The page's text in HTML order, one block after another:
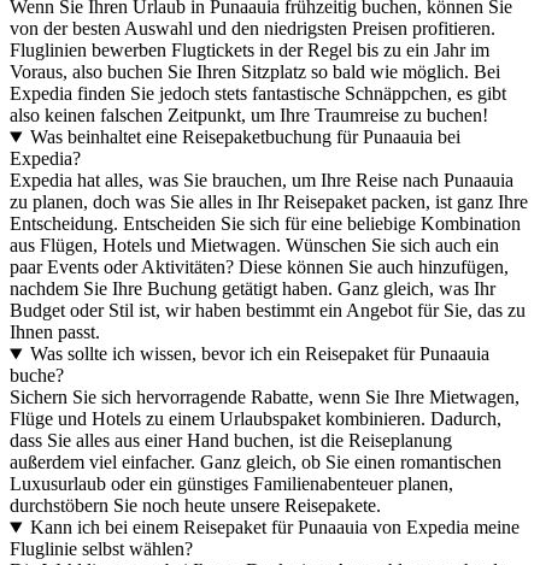
Wenn Sie Ihren Urlaub in Punaauia frühzeitig buchen, können Sie
von der besten Auswahl und den niedrigsten Preisen profitieren.
Fluglinien bewerben Flugtickets in der Regel bis zu ein Jahr im
Voraus, also buchen Sie Ihren Sitzplatz so bald wie möglich. Bei
Expedia finden Sie jedoch stets fantastische Schnäppchen, es gibt
also keinen falschen Zeitpunkt, um Ihre Traumreise zu buchen!
Was beinhaltet eine Reisepaketbuchung für Punaauia bei
Expedia?
Expedia hat alles, was Sie brauchen, um Ihre Reise nach Punaauia
zu planen, doch was Sie alles in Ihr Reisepaket packen, ist ganz Ihre
Entscheidung. Entscheiden Sie sich für eine beliebige Kombination
aus Flügen, Hotels und Mietwagen. Wünschen Sie sich auch ein
paar Events oder Aktivitäten? Diese können Sie auch hinzufügen,
nachdem Sie Ihre Buchung getätigt haben. Ganz gleich, was Ihr
Budget oder Stil ist, wir haben bestimmt ein Angebot für Sie, das zu
Ihnen passt.
Was sollte ich wissen, bevor ich ein Reisepaket für Punaauia
buche?
Sichern Sie sich hervorragende Rabatte, wenn Sie Ihre Mietwagen,
Flüge und Hotels zu einem Urlaubspaket kombinieren. Dadurch,
dass Sie alles aus einer Hand buchen, ist die Reiseplanung
außerdem viel einfacher. Ganz gleich, ob Sie einen romantischen
Luxusurlaub oder ein günstiges Familienabenteuer planen,
durchstöbern Sie noch heute unsere Reisepakete.
Kann ich bei einem Reisepaket für Punaauia von Expedia meine
Fluglinie selbst wählen?